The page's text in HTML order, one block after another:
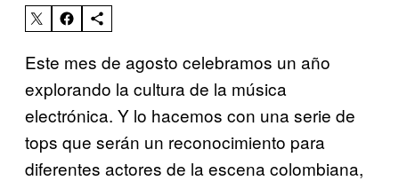
Este mes de agosto celebramos un año
explorando la cultura de la música
electrónica. Y lo hacemos con una serie de
tops que serán un reconocimiento para
diferentes actores de la escena colombiana,